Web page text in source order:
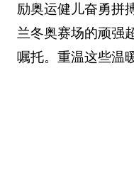
励奥运健儿奋勇拼
兰冬奥赛场的顽强
嘱托。重温这些温